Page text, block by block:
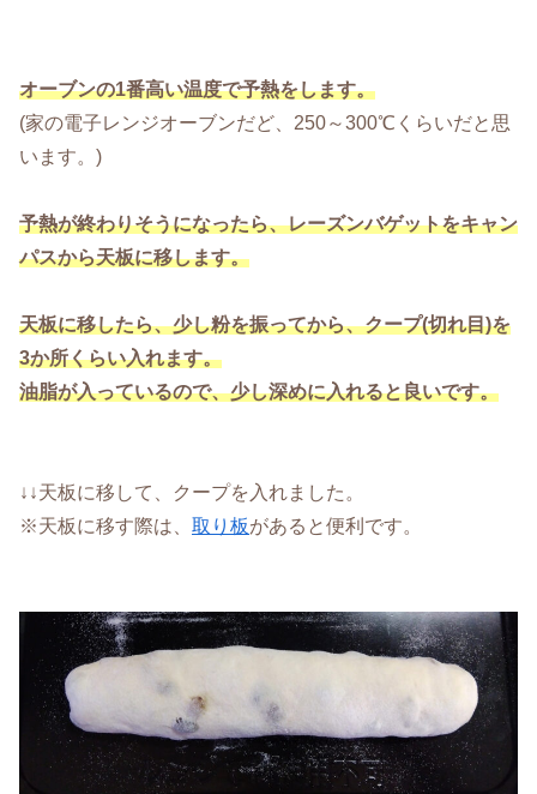
オーブンの1番高い温度で予熱をします。
(家の電子レンジオーブンだど、250～300℃くらいだと思
います。)
予熱が終わりそうになったら、レーズンバゲットをキャン
パスから天板に移します。
天板に移したら、少し粉を振ってから、クープ(切れ目)を
3か所くらい入れます。
油脂が入っているので、少し深めに入れると良いです。
↓↓天板に移して、クープを入れました。
※天板に移す際は、 取り板があると便利です。